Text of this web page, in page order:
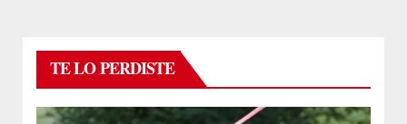
TE LO PERDISTE